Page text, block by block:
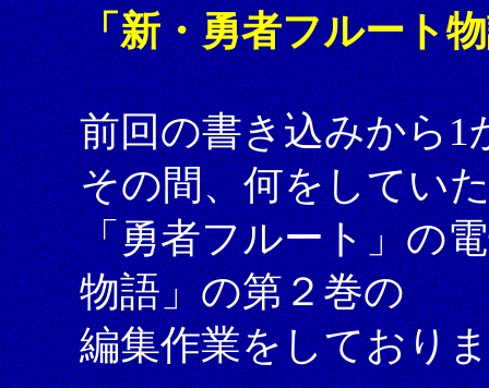
「新・勇者フルート
前回の書き込みから1
その間、何をしてい
「勇者フルート」の
物語」の第２巻の
編集作業をしており